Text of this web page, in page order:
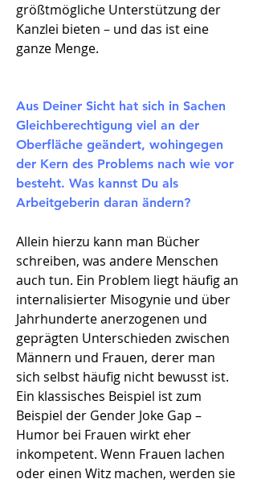
größtmögliche Unterstützung der
Kanzlei bieten – und das ist eine
ganze Menge.
Aus Deiner Sicht hat sich in Sachen
Gleichberechtigung viel an der
Oberfläche geändert, wohingegen
der Kern des Problems nach wie vor
besteht. Was kannst Du als
Arbeitgeberin daran ändern?​
Allein hierzu kann man Bücher
schreiben, was andere Menschen
auch tun. Ein Problem liegt häufig an
internalisierter Misogynie und über
Jahrhunderte anerzogenen und
geprägten Unterschieden zwischen
Männern und Frauen, derer man
sich selbst häufig nicht bewusst ist.
Ein klassisches Beispiel ist zum
Beispiel der Gender Joke Gap –
Humor bei Frauen wirkt eher
inkompetent. Wenn Frauen lachen
oder einen Witz machen, werden sie